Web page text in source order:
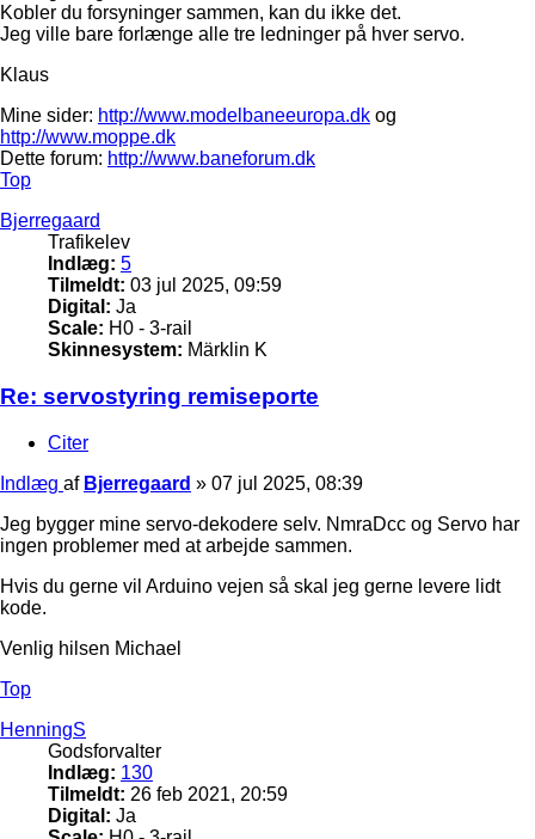
Kobler du forsyninger sammen, kan du ikke det.
Jeg ville bare forlænge alle tre ledninger på hver servo.
Klaus
Mine sider: http://www.modelbaneeuropa.dk og
http://www.moppe.dk
Dette forum: http://www.baneforum.dk
Top
Bjerregaard
Trafikelev
Indlæg: 5
Tilmeldt: 03 jul 2025, 09:59
Digital: Ja
Scale: H0 - 3-rail
Skinnesystem: Märklin K
Re: servostyring remiseporte
Citer
Indlæg af Bjerregaard » 07 jul 2025, 08:39
Jeg bygger mine servo-dekodere selv. NmraDcc og Servo har
ingen problemer med at arbejde sammen.
Hvis du gerne vil Arduino vejen så skal jeg gerne levere lidt
kode.
Venlig hilsen Michael
Top
HenningS
Godsforvalter
Indlæg: 130
Tilmeldt: 26 feb 2021, 20:59
Digital: Ja